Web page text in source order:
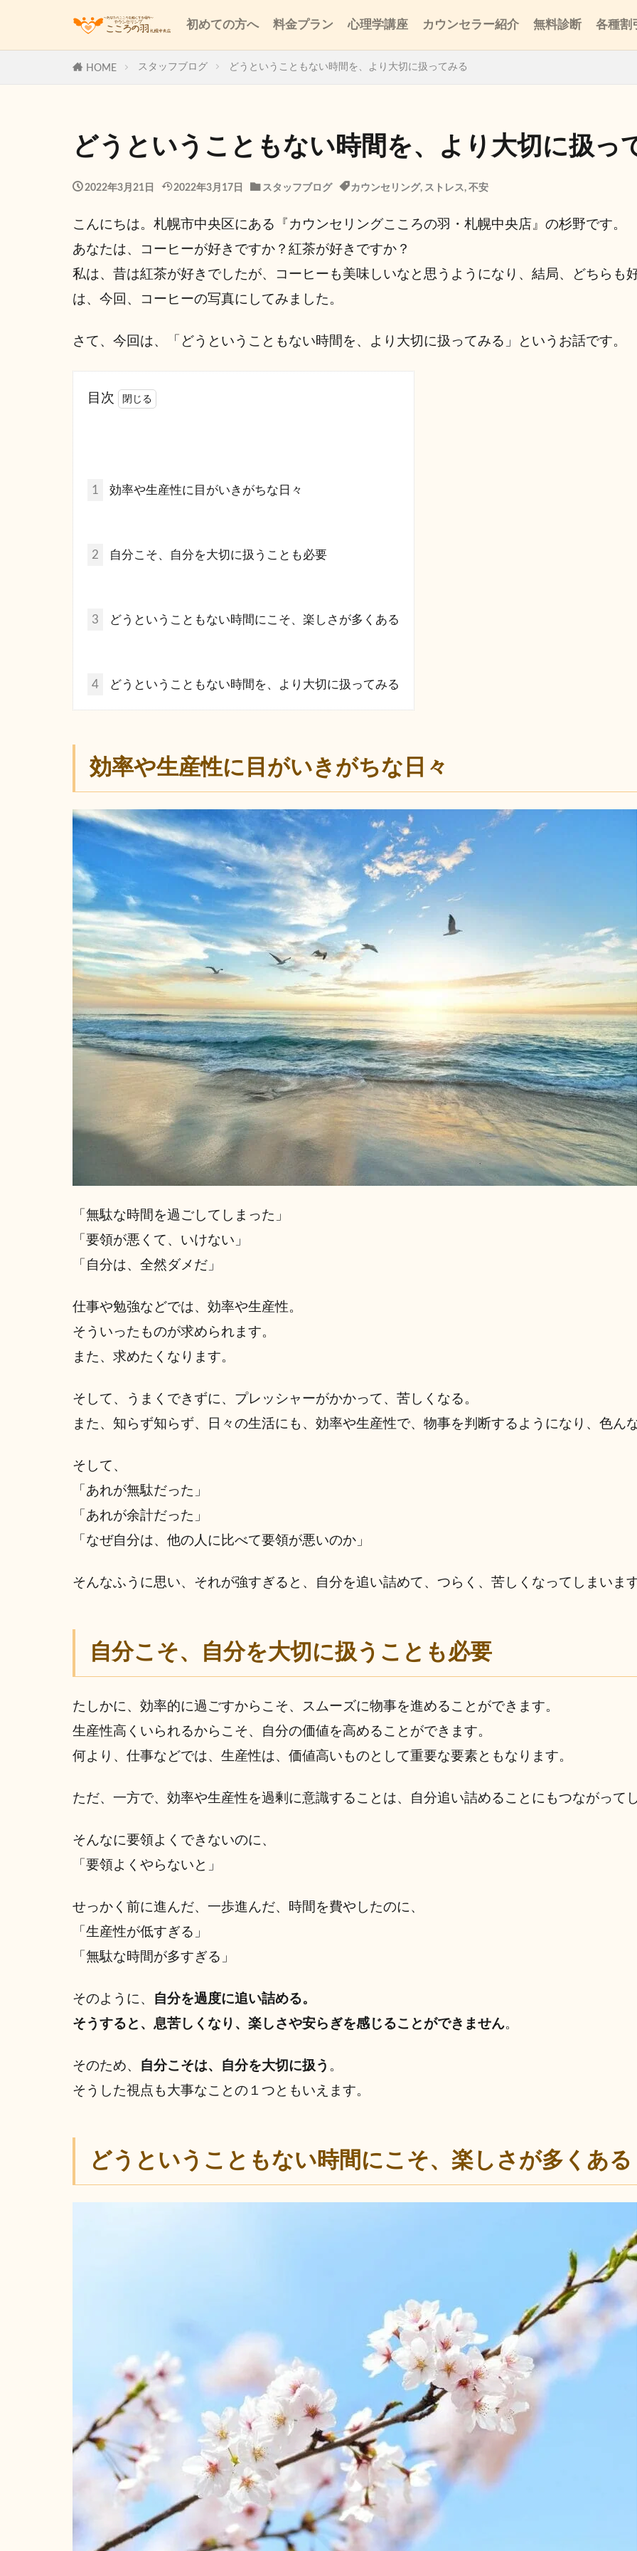
初めての方へ 料金プラン 心理学講座 カウンセラー紹介 無料診断 各種割
HOME スタッフブログ どうということもない時間を、より大切に扱ってみる
どうということもない時間を、より大切に扱っ
2022年3月21日 2022年3月17日 スタッフブログ カウンセリング, ストレス, 不安
こんにちは。札幌市中央区にある『カウンセリングこころの羽・札幌中央店』の杉野です。
あなたは、コーヒーが好きですか？紅茶が好きですか？
私は、昔は紅茶が好きでしたが、コーヒーも美味しいなと思うようになり、結局、どちらも
は、今回、コーヒーの写真にしてみました。
さて、今回は、「どうということもない時間を、より大切に扱ってみる」というお話です。
目次
1 効率や生産性に目がいきがちな日々
2 自分こそ、自分を大切に扱うことも必要
3 どうということもない時間にこそ、楽しさが多くある
4 どうということもない時間を、より大切に扱ってみる
効率や生産性に目がいきがちな日々
「無駄な時間を過ごしてしまった」
「要領が悪くて、いけない」
「自分は、全然ダメだ」
仕事や勉強などでは、効率や生産性。
そういったものが求められます。
また、求めたくなります。
そして、うまくできずに、プレッシャーがかかって、苦しくなる。
また、知らず知らず、日々の生活にも、効率や生産性で、物事を判断するようになり、色ん
そして、
「あれが無駄だった」
「あれが余計だった」
「なぜ自分は、他の人に比べて要領が悪いのか」
そんなふうに思い、それが強すぎると、自分を追い詰めて、つらく、苦しくなってしまいます
自分こそ、自分を大切に扱うことも必要
たしかに、効率的に過ごすからこそ、スムーズに物事を進めることができます。
生産性高くいられるからこそ、自分の価値を高めることができます。
何より、仕事などでは、生産性は、価値高いものとして重要な要素ともなります。
ただ、一方で、効率や生産性を過剰に意識することは、自分追い詰めることにもつながって
そんなに要領よくできないのに、
「要領よくやらないと」
せっかく前に進んだ、一歩進んだ、時間を費やしたのに、
「生産性が低すぎる」
「無駄な時間が多すぎる」
そのように、
自分を過度に追い詰める。
そうすると、息苦しくなり、楽しさや安らぎを感じることができません。
そのため、 自分こそは、自分を大切に扱う 。
そうした視点も大事なことの１つともいえます。
どうということもない時間にこそ、楽しさが多くある